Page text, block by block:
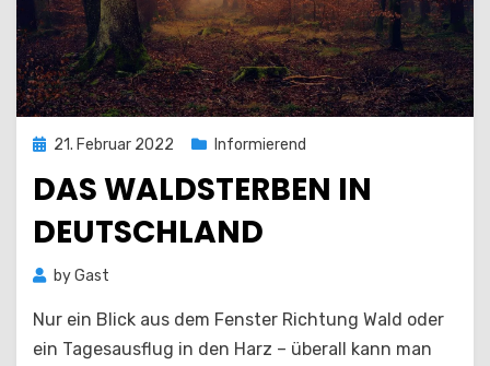
Posted
21. Februar 2022 Informierend
DAS WALDSTERBEN IN
DEUTSCHLAND
byGast
Nur ein Blick aus dem Fenster Richtung Wald oder
ein Tagesausflug in den Harz – überall kann man